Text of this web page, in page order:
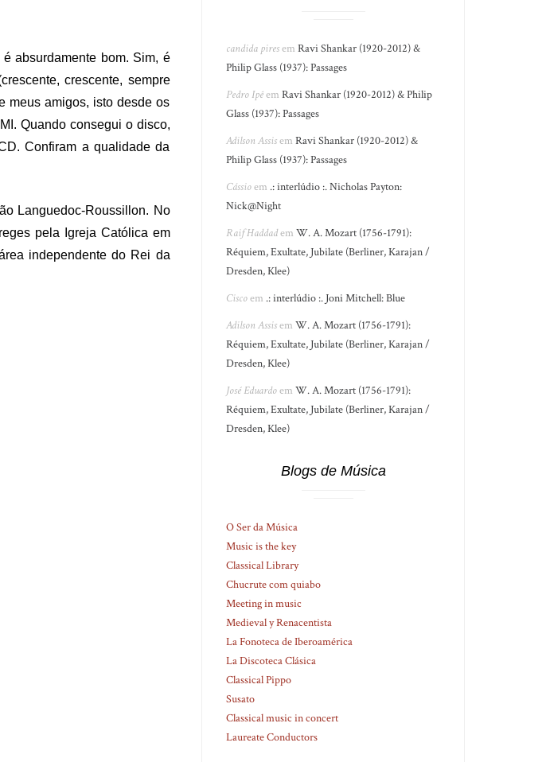
absurdamente bom. Sim, é
crescente, sempre
meus amigos, isto desde os
Quando consegui o disco,
Confiram a qualidade da
Languedoc-Roussillon. No
pela Igreja Católica em
independente do Rei da
candida piresemRavi Shankar (1920-2012) &
Philip Glass (1937): Passages
Pedro IpêemRavi Shankar (1920-2012) & Philip
Glass (1937): Passages
Adilson AssisemRavi Shankar (1920-2012) &
Philip Glass (1937): Passages
Cássioem .: interlúdio :. Nicholas Payton:
Nick@Night
Raif HaddademW. A. Mozart (1756-1791):
Réquiem, Exultate, Jubilate (Berliner, Karajan /
Dresden, Klee)
Ciscoem .: interlúdio :. Joni Mitchell: Blue
Adilson AssisemW. A. Mozart (1756-1791):
Réquiem, Exultate, Jubilate (Berliner, Karajan /
Dresden, Klee)
José EduardoemW. A. Mozart (1756-1791):
Réquiem, Exultate, Jubilate (Berliner, Karajan /
Dresden, Klee)
Blogs de Música
O Ser da Música
Music is the key
Classical Library
Chucrute com quiabo
Meeting in music
Medieval y Renacentista
La Fonoteca de Iberoamérica
La Discoteca Clásica
Classical Pippo
Susato
Classical music in concert
Laureate Conductors